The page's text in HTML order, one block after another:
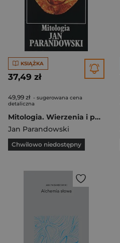
KSIĄŻKA
37,49 zł
49,99 zł - sugerowana cena
detaliczna
Mitologia. Wierzenia i podania Greków i Rzymian
Jan Parandowski
Chwilowo niedostępny